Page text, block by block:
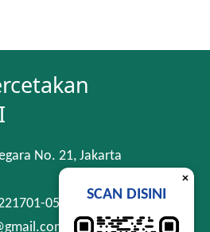
No. 21, Jakarta
05
×
SCAN DISINI